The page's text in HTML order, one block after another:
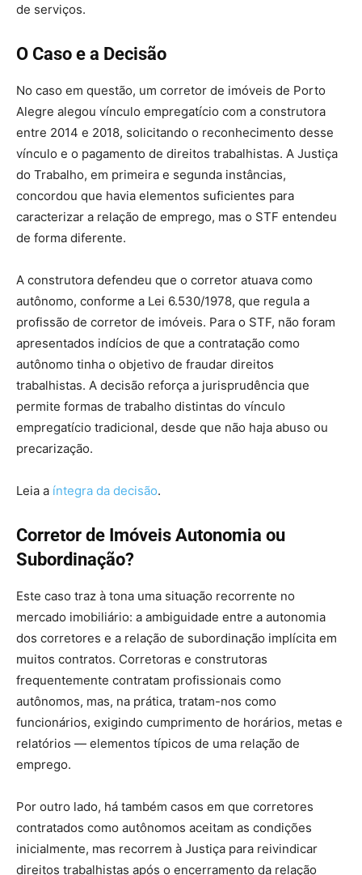
de serviços.
O Caso e a Decisão
No caso em questão, um corretor de imóveis de Porto
Alegre alegou vínculo empregatício com a construtora
entre 2014 e 2018, solicitando o reconhecimento desse
vínculo e o pagamento de direitos trabalhistas. A Justiça
do Trabalho, em primeira e segunda instâncias,
concordou que havia elementos suficientes para
caracterizar a relação de emprego, mas o STF entendeu
de forma diferente.
A construtora defendeu que o corretor atuava como
autônomo, conforme a Lei 6.530/1978, que regula a
profissão de corretor de imóveis. Para o STF, não foram
apresentados indícios de que a contratação como
autônomo tinha o objetivo de fraudar direitos
trabalhistas. A decisão reforça a jurisprudência que
permite formas de trabalho distintas do vínculo
empregatício tradicional, desde que não haja abuso ou
precarização.
Leia a íntegra da decisão.
Corretor de Imóveis Autonomia ou
Subordinação?
Este caso traz à tona uma situação recorrente no
mercado imobiliário: a ambiguidade entre a autonomia
dos corretores e a relação de subordinação implícita em
muitos contratos. Corretoras e construtoras
frequentemente contratam profissionais como
autônomos, mas, na prática, tratam-nos como
funcionários, exigindo cumprimento de horários, metas e
relatórios — elementos típicos de uma relação de
emprego.
Por outro lado, há também casos em que corretores
contratados como autônomos aceitam as condições
inicialmente, mas recorrem à Justiça para reivindicar
direitos trabalhistas após o encerramento da relação